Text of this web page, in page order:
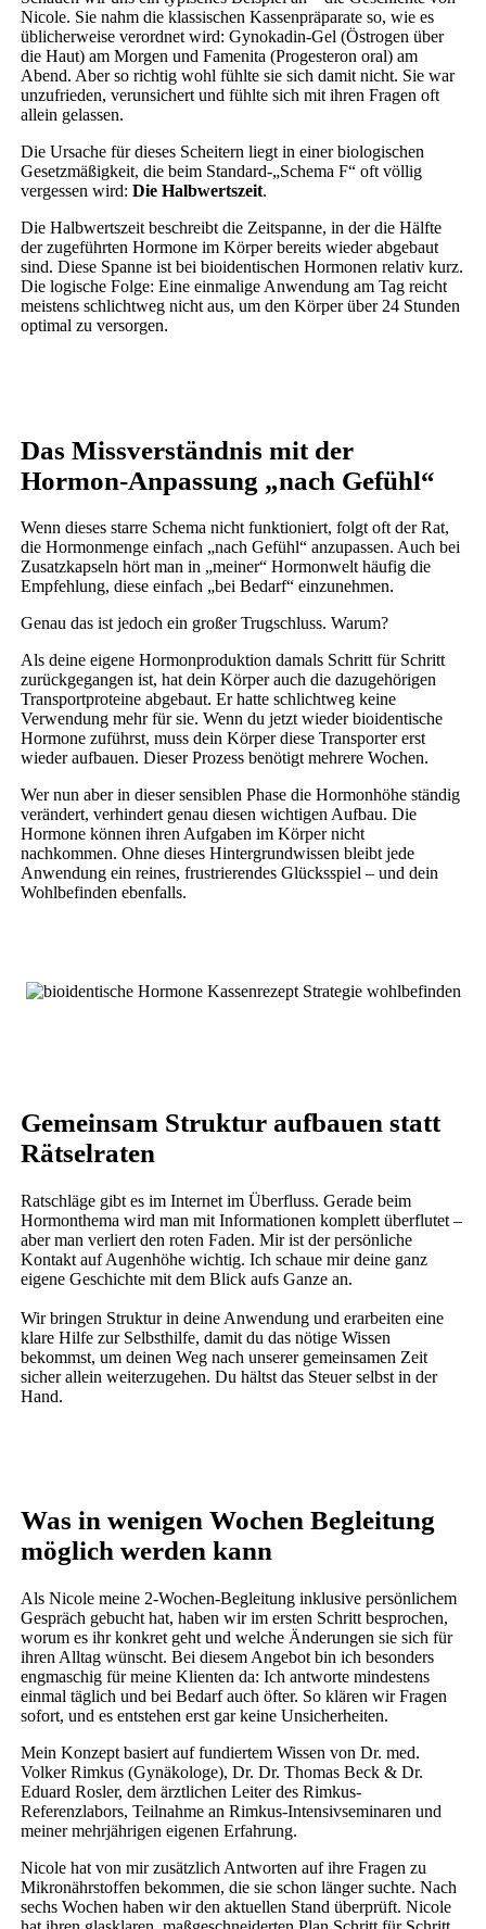
Nicole. Sie nahm die klassischen Kassenpräparate so, wie es
üblicherweise verordnet wird: Gynokadin-Gel (Östrogen über
die Haut) am Morgen und Famenita (Progesteron oral) am
Abend. Aber so richtig wohl fühlte sie sich damit nicht. Sie war
unzufrieden, verunsichert und fühlte sich mit ihren Fragen oft
allein gelassen.
Die Ursache für dieses Scheitern liegt in einer biologischen
Gesetzmäßigkeit, die beim Standard-„Schema F“ oft völlig
vergessen wird:Die Halbwertszeit.
Die Halbwertszeit beschreibt die Zeitspanne, in der die Hälfte
der zugeführten Hormone im Körper bereits wieder abgebaut
sind. Diese Spanne ist bei bioidentischen Hormonen relativ kurz.
Die logische Folge: Eine einmalige Anwendung am Tag reicht
meistens schlichtweg nicht aus, um den Körper über 24 Stunden
optimal zu versorgen.
Das Missverständnis mit der
Hormon-Anpassung „nach Gefühl“
Wenn dieses starre Schema nicht funktioniert, folgt oft der Rat,
die Hormonmenge einfach „nach Gefühl“ anzupassen. Auch bei
Zusatzkapseln hört man in „meiner“ Hormonwelt häufig die
Empfehlung, diese einfach „bei Bedarf“ einzunehmen.
Genau das ist jedoch ein großer Trugschluss. Warum?
Als deine eigene Hormonproduktion damals Schritt für Schritt
zurückgegangen ist, hat dein Körper auch die dazugehörigen
Transportproteine abgebaut. Er hatte schlichtweg keine
Verwendung mehr für sie. Wenn du jetzt wieder bioidentische
Hormone zuführst, muss dein Körper diese Transporter erst
wieder aufbauen. Dieser Prozess benötigt mehrere Wochen.
Wer nun aber in dieser sensiblen Phase die Hormonhöhe ständig
verändert, verhindert genau diesen wichtigen Aufbau. Die
Hormone können ihren Aufgaben im Körper nicht
nachkommen. Ohne dieses Hintergrundwissen bleibt jede
Anwendung ein reines, frustrierendes Glücksspiel – und dein
Wohlbefinden ebenfalls.
Gemeinsam Struktur aufbauen statt
Rätselraten
Ratschläge gibt es im Internet im Überfluss. Gerade beim
Hormonthema wird man mit Informationen komplett überflutet –
aber man verliert den roten Faden. Mir ist der persönliche
Kontakt auf Augenhöhe wichtig. Ich schaue mir deine ganz
eigene Geschichte mit dem Blick aufs Ganze an.
Wir bringen Struktur in deine Anwendung und erarbeiten eine
klare Hilfe zur Selbsthilfe, damit du das nötige Wissen
bekommst, um deinen Weg nach unserer gemeinsamen Zeit
sicher allein weiterzugehen. Du hältst das Steuer selbst in der
Hand.
Was in wenigen Wochen Begleitung
möglich werden kann
Als Nicole meine 2-Wochen-Begleitung inklusive persönlichem
Gespräch gebucht hat, haben wir im ersten Schritt besprochen,
worum es ihr konkret geht und welche Änderungen sie sich für
ihren Alltag wünscht. Bei diesem Angebot bin ich besonders
engmaschig für meine Klienten da: Ich antworte mindestens
einmal täglich und bei Bedarf auch öfter. So klären wir Fragen
sofort, und es entstehen erst gar keine Unsicherheiten.
Mein Konzept basiert auf fundiertem Wissen von Dr. med.
Volker Rimkus (Gynäkologe), Dr. Dr. Thomas Beck & Dr.
Eduard Rosler, dem ärztlichen Leiter des Rimkus-
Referenzlabors, Teilnahme an Rimkus-Intensivseminaren und
meiner mehrjährigen eigenen Erfahrung.
Nicole hat von mir zusätzlich Antworten auf ihre Fragen zu
Mikronährstoffen bekommen, die sie schon länger suchte. Nach
sechs Wochen haben wir den aktuellen Stand überprüft. Nicole